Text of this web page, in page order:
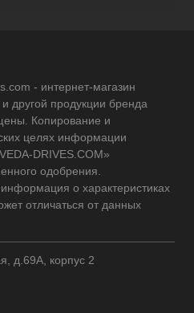
- интернет-магазин
другой продукции бренда
Копирование и
целях информации
DRIVES.COM»
одобрения.
о характеристиках
отличаться от данных
д.69А, корпус 2